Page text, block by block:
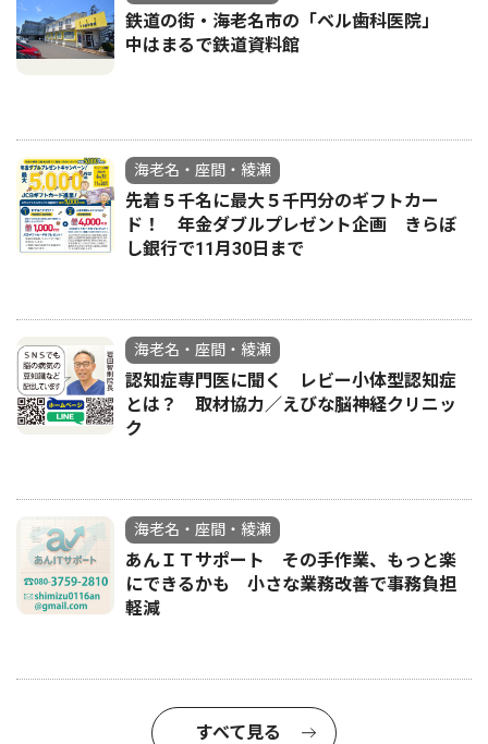
鉄道の街・海老名市の「ベル歯科医院」
中はまるで鉄道資料館
海老名・座間・綾瀬
先着５千名に最大５千円分のギフトカー
ド！ 年金ダブルプレゼント企画 きらぼ
し銀行で11月30日まで
海老名・座間・綾瀬
認知症専門医に聞く レビー小体型認知症
とは？ 取材協力／えびな脳神経クリニッ
ク
海老名・座間・綾瀬
あんＩＴサポート その手作業、もっと楽
にできるかも 小さな業務改善で事務負担
軽減
すべて見る